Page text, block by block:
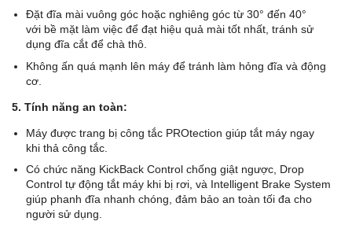
Đặt đĩa mài vuông góc hoặc nghiêng góc từ 30° đến 40°
với bề mặt làm việc để đạt hiệu quả mài tốt nhất, tránh sử
dụng đĩa cắt để chà thô.
Không ấn quá mạnh lên máy để tránh làm hỏng đĩa và động
cơ.
5. Tính năng an toàn:
Máy được trang bị công tắc PROtection giúp tắt máy ngay
khi thả công tắc.
Có chức năng KickBack Control chống giật ngược, Drop
Control tự động tắt máy khi bị rơi, và Intelligent Brake System
giúp phanh đĩa nhanh chóng, đảm bảo an toàn tối đa cho
người sử dụng.